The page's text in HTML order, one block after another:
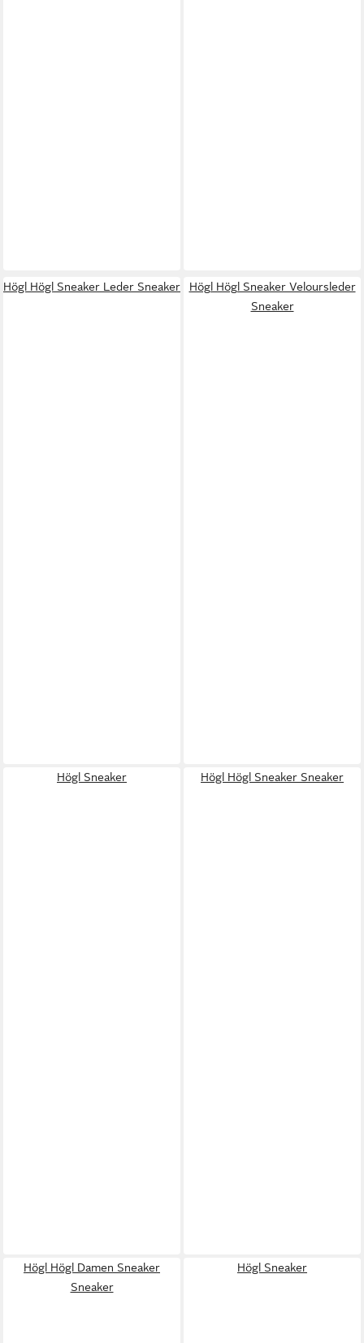
Högl Högl Sneaker Leder Sneaker
Högl Högl Sneaker Veloursleder
Sneaker
Högl Sneaker Högl Högl Sneaker Sneaker
Högl Högl Damen Sneaker
Sneaker
Högl Sneaker